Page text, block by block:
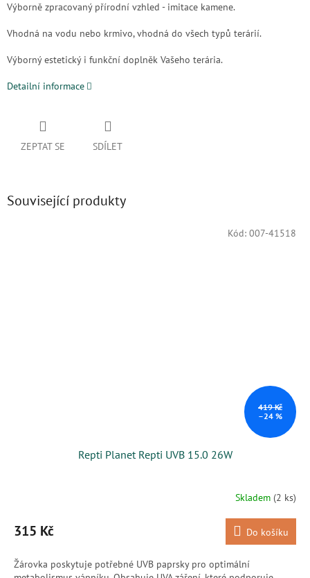
Výborně zpracovaný přírodní vzhled - imitace kamene.
Vhodná na vodu nebo krmivo, vhodná do všech typů terárií.
Výborný estetický i funkční doplněk Vašeho terária.
Detailní informace
ZEPTAT SE SDÍLET
Související produkty
419 Kč
–24 %
Repti Planet Repti UVB 15.0 26W
Skladem (2 ks)
315 Kč Do košíku
Žárovka poskytuje potřebné UVB paprsky pro optimální
Kód: 007-41518